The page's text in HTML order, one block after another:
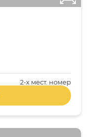
2-x мест. номер